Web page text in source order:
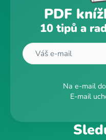
PDF
10 tipů a
Na e-mail
E-mail